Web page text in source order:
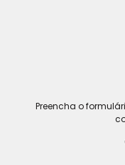
Preencha o